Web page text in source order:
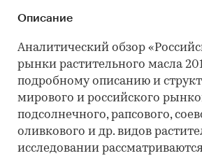
Описание
Аналитический обзор
рынки растительного масла
подробному описанию и
мирового и российского
подсолнечного, рапсового,
оливкового и др. видов
исследовании